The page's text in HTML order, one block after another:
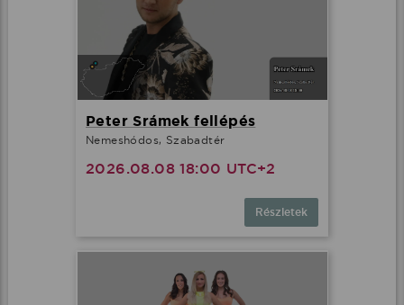
Peter Srámek fellépés
Nemeshódos, Szabadtér
2026.08.08 18:00 UTC+2
Részletek